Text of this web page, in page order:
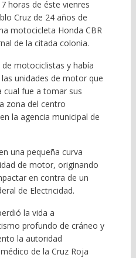
horas de éste vienres
Cruz de 24 años de
motocicleta Honda CBR
de la citada colonia.
motociclistas y había
unidades de motor que
cual fue a tomar sus
zona del centro
la agencia municipal de
una pequeña curva
de motor, originando
en contra de un
de Electricidad.
la vida a
profundo de cráneo y
la autoridad
de la Cruz Roja